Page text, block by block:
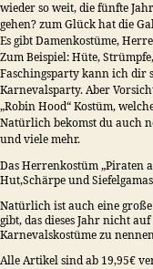
wieder so weit, die fünfte
gehen? zum Glück hat die
Es gibt Damenkostüme,
Zum Beispiel: Hüte,
Faschingsparty kann ich dir
Karnevalsparty. Aber
„Robin Hood“ Kostüm,
Natürlich bekomst du auch
und viele mehr.
Das Herrenkostüm „Piraten
Hut,Schärpe und
Natürlich ist auch eine
gibt, das dieses Jahr nicht
Karnevalskostüme zu
Alle Artikel sind ab 19,95€